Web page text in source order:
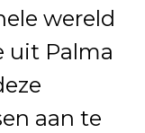
wereld
uit Palma
aan te